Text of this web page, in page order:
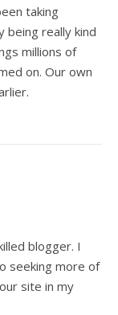
taking
being really kind
millions of
on. Our own
blogger. I
seeking more of
site in my